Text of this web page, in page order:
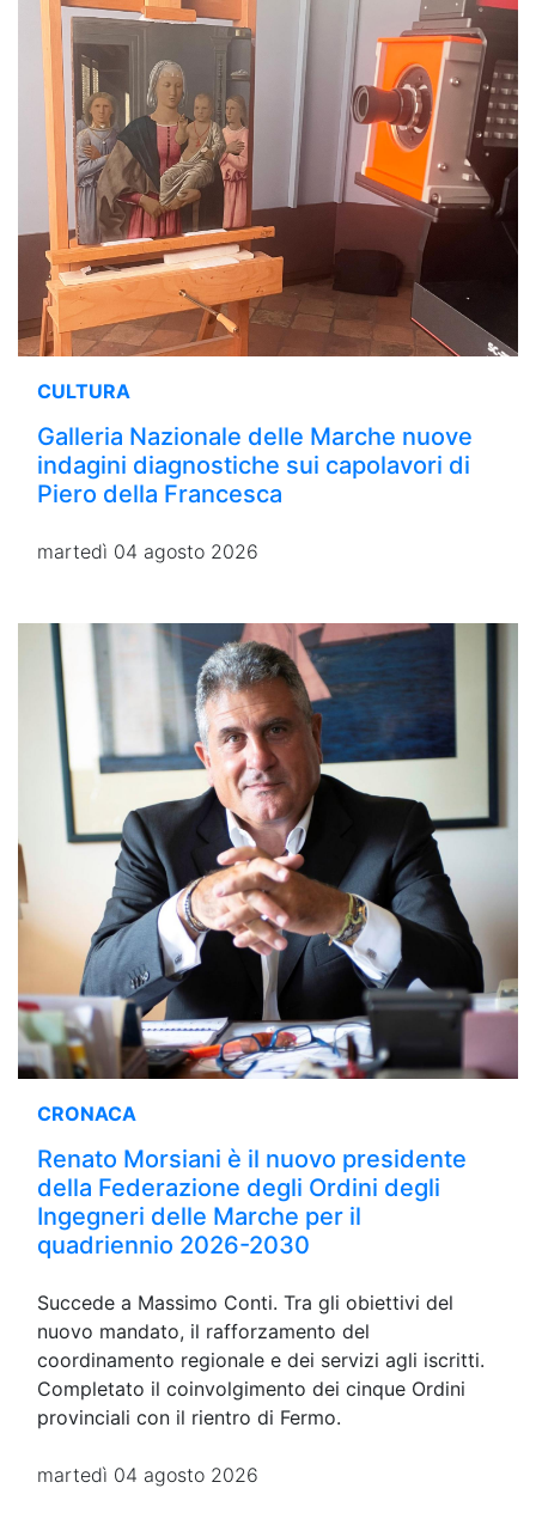
CULTURA
Galleria Nazionale delle Marche nuove
indagini diagnostiche sui capolavori di
Piero della Francesca
martedì 04 agosto 2026
CRONACA
Renato Morsiani è il nuovo presidente
della Federazione degli Ordini degli
Ingegneri delle Marche per il
quadriennio 2026-2030
Succede a Massimo Conti. Tra gli obiettivi del
nuovo mandato, il rafforzamento del
coordinamento regionale e dei servizi agli iscritti.
Completato il coinvolgimento dei cinque Ordini
provinciali con il rientro di Fermo.
martedì 04 agosto 2026